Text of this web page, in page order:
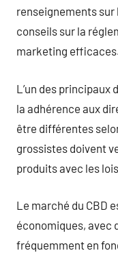
renseignements
conseils sur la
marketing
L’un des principaux
la adhérence aux
être différentes
grossistes doivent
produits avec les
Le marché du CBD
économiques, avec
fréquemment en